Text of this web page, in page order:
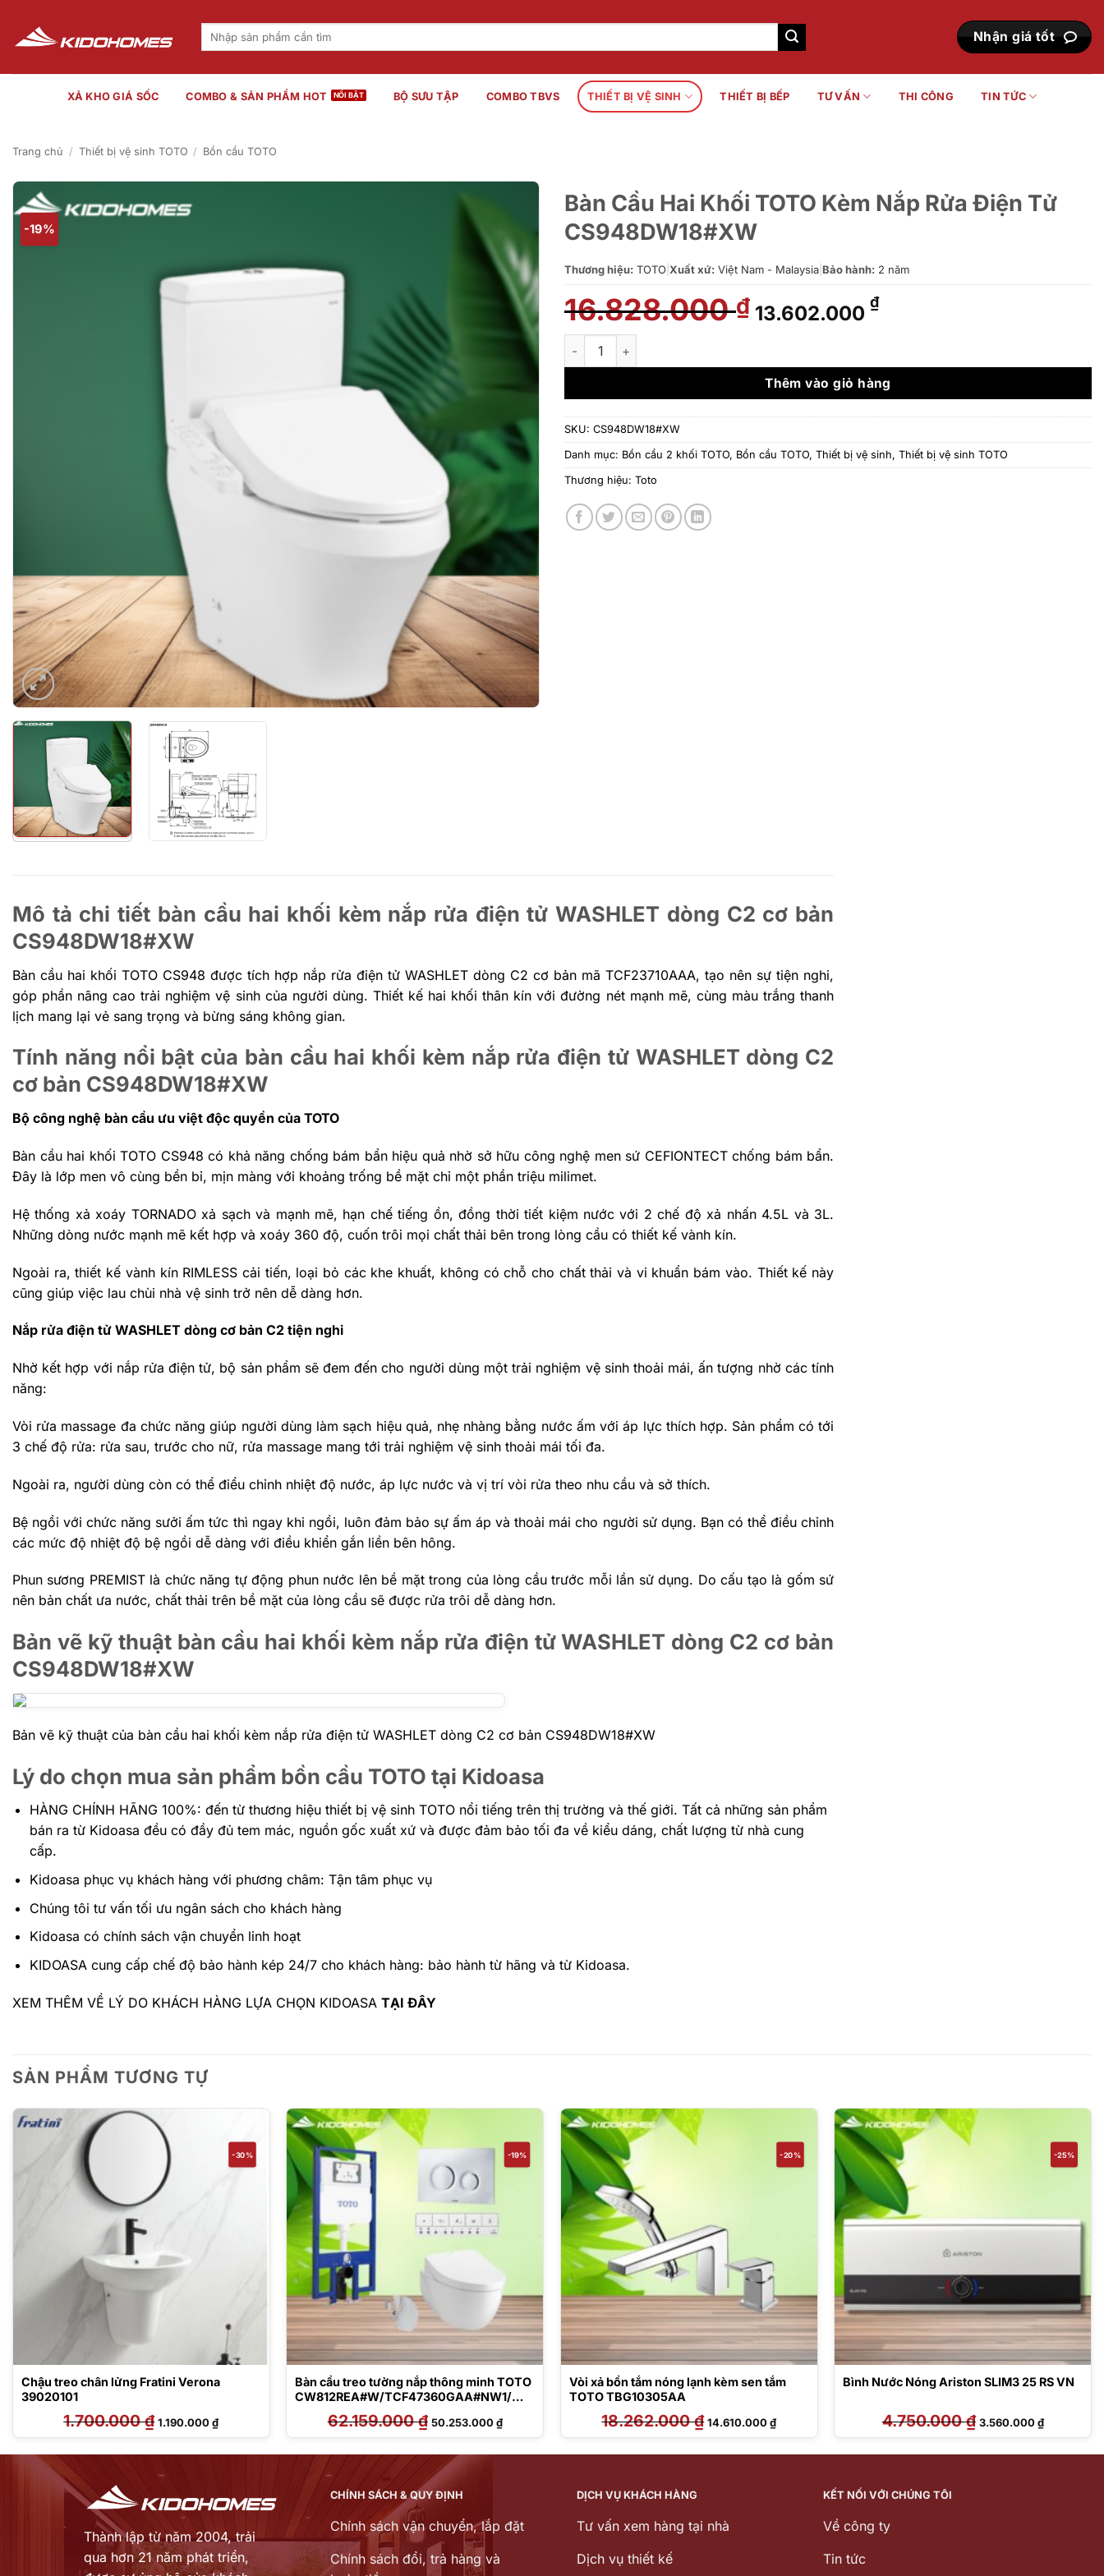
nội
dung
Tìm
Nhận giá tốt
XẢ KHO GIÁ SỐC COMBO & SẢN PHẨM HOT BỘ SƯU TẬP COMBO TBVS THIẾT BỊ VỆ SINH THIẾT BỊ BẾP TƯ VẤN THI CÔNG TIN TỨC
Trang chủ / Thiết bị vệ sinh TOTO / Bồn cầu TOTO
-19%
Bàn Cầu Hai Khối TOTO Kèm Nắp Rửa Điện Tử
CS948DW18#XW
Thương hiệu: TOTO Xuất xứ: Việt Nam - Malaysia Bảo hành: 2 năm
16.828.000₫ Giá
gốc
16.828.000 ₫.
13.602.000 ₫Giá
là:
13.602.000 ₫.
Bàn Cầu Hai Khối TOTO Kèm Nắp Rửa Điện Tử CS948DW18#XW số lượng
Thêm vào giỏ hàng
SKU: CS948DW18#XW
Danh mục: Bồn cầu 2 khối TOTO, Bồn cầu TOTO, Thiết bị vệ sinh, Thiết bị vệ sinh TOTO
Thương hiệu: Toto
Mô tả chi tiết bàn cầu hai khối kèm nắp rửa điện tử WASHLET dòng C2 cơ bản
CS948DW18#XW
Bàn cầu hai khối TOTO CS948 được tích hợp nắp rửa điện tử WASHLET dòng C2 cơ bản mã TCF23710AAA, tạo nên sự tiện nghi,
góp phần nâng cao trải nghiệm vệ sinh của người dùng. Thiết kế hai khối thân kín với đường nét mạnh mẽ, cùng màu trắng thanh
lịch mang lại vẻ sang trọng và bừng sáng không gian.
Tính năng nổi bật của bàn cầu hai khối kèm nắp rửa điện tử WASHLET dòng C2
cơ bản CS948DW18#XW
Bộ công nghệ bàn cầu ưu việt độc quyền của TOTO
Bàn cầu hai khối TOTO CS948 có khả năng chống bám bẩn hiệu quả nhờ sở hữu công nghệ men sứ CEFIONTECT chống bám bẩn.
Đây là lớp men vô cùng bền bỉ, mịn màng với khoảng trống bề mặt chỉ một phần triệu milimet.
Hệ thống xả xoáy TORNADO xả sạch và mạnh mẽ, hạn chế tiếng ồn, đồng thời tiết kiệm nước với 2 chế độ xả nhấn 4.5L và 3L.
Những dòng nước mạnh mẽ kết hợp và xoáy 360 độ, cuốn trôi mọi chất thải bên trong lòng cầu có thiết kế vành kín.
Ngoài ra, thiết kế vành kín RIMLESS cải tiến, loại bỏ các khe khuất, không có chỗ cho chất thải và vi khuẩn bám vào. Thiết kế này
cũng giúp việc lau chùi nhà vệ sinh trở nên dễ dàng hơn.
Nắp rửa điện tử WASHLET dòng cơ bản C2 tiện nghi
Nhờ kết hợp với nắp rửa điện tử, bộ sản phẩm sẽ đem đến cho người dùng một trải nghiệm vệ sinh thoải mái, ấn tượng nhờ các tính
năng:
Vòi rửa massage đa chức năng giúp người dùng làm sạch hiệu quả, nhẹ nhàng bằng nước ấm với áp lực thích hợp. Sản phẩm có tới
3 chế độ rửa: rửa sau, trước cho nữ, rửa massage mang tới trải nghiệm vệ sinh thoải mái tối đa.
Ngoài ra, người dùng còn có thể điểu chỉnh nhiệt độ nước, áp lực nước và vị trí vòi rửa theo nhu cầu và sở thích.
Bệ ngồi với chức năng sưởi ấm tức thì ngay khi ngồi, luôn đảm bảo sự ấm áp và thoải mái cho người sử dụng. Bạn có thể điều chỉnh
các mức độ nhiệt độ bệ ngồi dễ dàng với điều khiển gắn liền bên hông.
Phun sương PREMIST là chức năng tự động phun nước lên bề mặt trong của lòng cầu trước mỗi lần sử dụng. Do cấu tạo là gốm sứ
nên bản chất ưa nước, chất thải trên bề mặt của lòng cầu sẽ được rửa trôi dễ dàng hơn.
Bản vẽ kỹ thuật bàn cầu hai khối kèm nắp rửa điện tử WASHLET dòng C2 cơ bản
CS948DW18#XW
Bản vẽ kỹ thuật của bàn cầu hai khối kèm nắp rửa điện tử WASHLET dòng C2 cơ bản CS948DW18#XW
Lý do chọn mua sản phẩm bồn cầu TOTO tại Kidoasa
HÀNG CHÍNH HÃNG 100%: đến từ thương hiệu thiết bị vệ sinh TOTO nổi tiếng trên thị trường và thế giới. Tất cả những sản phẩm
bán ra từ Kidoasa đều có đầy đủ tem mác, nguồn gốc xuất xứ và được đảm bảo tối đa về kiểu dáng, chất lượng từ nhà cung
cấp.
Kidoasa phục vụ khách hàng với phương châm: Tận tâm phục vụ
Chúng tôi tư vấn tối ưu ngân sách cho khách hàng
Kidoasa có chính sách vận chuyển linh hoạt
KIDOASA cung cấp chế độ bảo hành kép 24/7 cho khách hàng: bảo hành từ hãng và từ Kidoasa.
XEM THÊM VỀ LÝ DO KHÁCH HÀNG LỰA CHỌN KIDOASA TẠI ĐÂY
SẢN PHẨM TƯƠNG TỰ
-30%
Chậu treo chân lửng Fratini Verona
39020101
1.700.000₫ Giá
gốc
là:
1.190.000₫Giá
hiện
tại
1.190.000 ₫.
-19%
Bàn cầu treo tường nắp thông minh TOTO
CW812REA#W/TCF47360GAA#NW1/
WH172AT/TCA465/MB174P#SS
62.159.000₫ Giá
gốc
là:
50.253.000₫Giá
hiện
tại
50.253.000 ₫.
-20%
Vòi xả bồn tắm nóng lạnh kèm sen tắm
TOTO TBG10305AA
18.262.000₫ Giá
gốc
là:
14.610.000₫Giá
hiện
tại
14.610.000 ₫.
-25%
Bình Nước Nóng Ariston SLIM3 25 RS VN
4.750.000₫ Giá
gốc
là:
3.560.000₫Giá
hiện
tại
3.560.000
₫.
Thành lập từ năm 2004, trải
qua hơn 21 năm phát triển,
CHÍNH SÁCH & QUY ĐỊNH
Chính sách vận chuyển, lắp đặt
Chính sách đổi, trả hàng và
DỊCH VỤ KHÁCH HÀNG
Tư vấn xem hàng tại nhà
Dịch vụ thiết kế
KẾT NỐI VỚI CHÚNG TÔI
Về công ty
Tin tức